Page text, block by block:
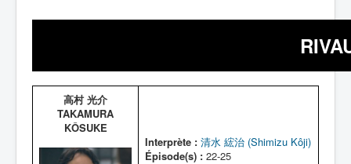
高村 光介
TAKAMURA
KÔSUKE
Interprète : 清水 綋治 (Shimizu Kôji)
Épisode(s) : 22-25